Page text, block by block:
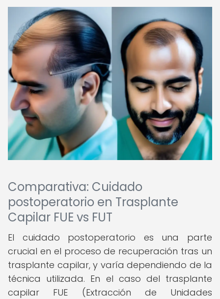
Comparativa: Cuidado
postoperatorio en Trasplante
Capilar FUE vs FUT
El cuidado postoperatorio es una parte
crucial en el proceso de recuperación tras un
trasplante capilar, y varía dependiendo de la
técnica utilizada. En el caso del trasplante
capilar FUE (Extracción de Unidades